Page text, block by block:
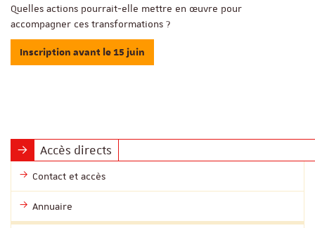
Quelles actions pourrait-elle mettre en œuvre pour
accompagner ces transformations ?
Inscription avant le 15 juin
Accès directs
Contact et accès
Annuaire